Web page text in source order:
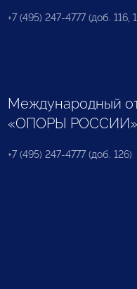
+7 (495) 247-4777 (доб. 116,
Международный
«ОПОРЫ РОССИИ»
+7 (495) 247-4777 (доб. 126)